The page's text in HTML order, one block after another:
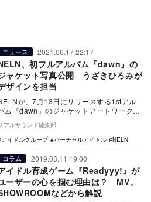
ニュース 2021.06.17 22:17
、初フルアルバム『dawn』の
ャケット写真公開 うざきひろみが
ザインを担当
が、7月13日にリリースする1stアル
ム『dawn』のジャケットアートワークを
公開した。 アートディレクターは“う…
アルサウンド編集部
アイドルグループ
バーチャルアイドル NELN
コラム 2019.03.11 19:00
イドル育成ゲーム『Readyyy!』が
ーザーの心を掴む理由は？ MV、
などから解説